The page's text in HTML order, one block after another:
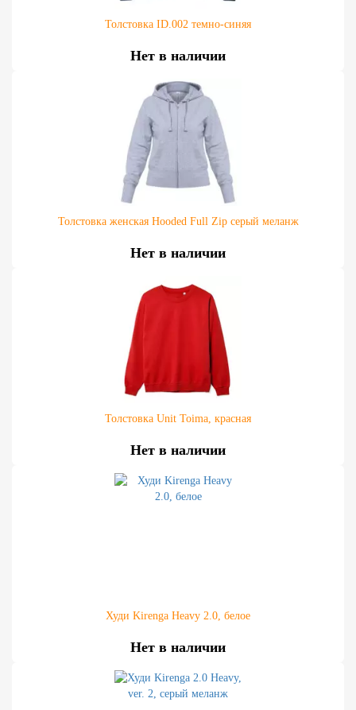
Толстовка ID.002 темно-синяя
Нет в наличии
Толстовка женская Hooded Full Zip серый меланж
Нет в наличии
Толстовка Unit Toima, красная
Нет в наличии
Худи Kirenga Heavy 2.0, белое
Нет в наличии